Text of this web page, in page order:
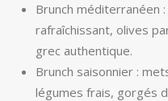
Brunch méditerranéen
rafraîchissant, olives
grec authentique.
Brunch saisonnier :
légumes frais, gorgés